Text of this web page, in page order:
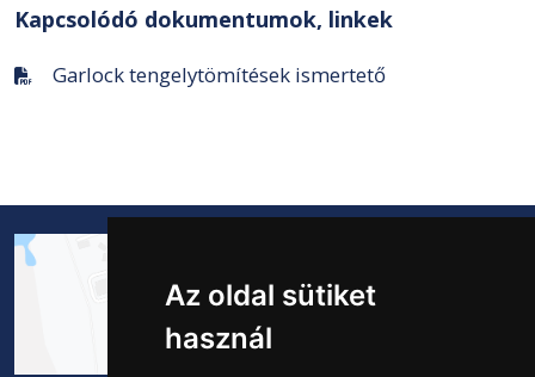
Az oldal sütiket
használ
Kapcsolódó dokumentumok, linkek
Garlock tengelytömítések ismertető